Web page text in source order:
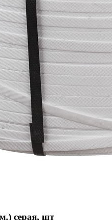
серая, шт